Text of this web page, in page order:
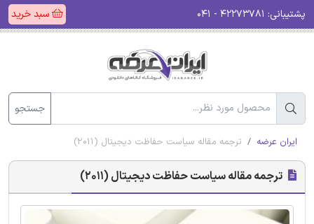
پشتیبانی: سبد خرید
جستجو
ایران عرضه ترجمه مقاله سیاست حفاظت دیجیتال (2011)
ترجمه مقاله سیاست حفاظت دیجیتال (2011)